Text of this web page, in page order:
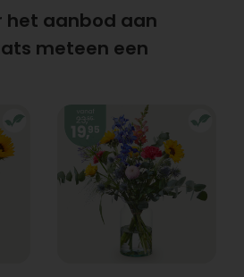
het aanbod aan
meteen een